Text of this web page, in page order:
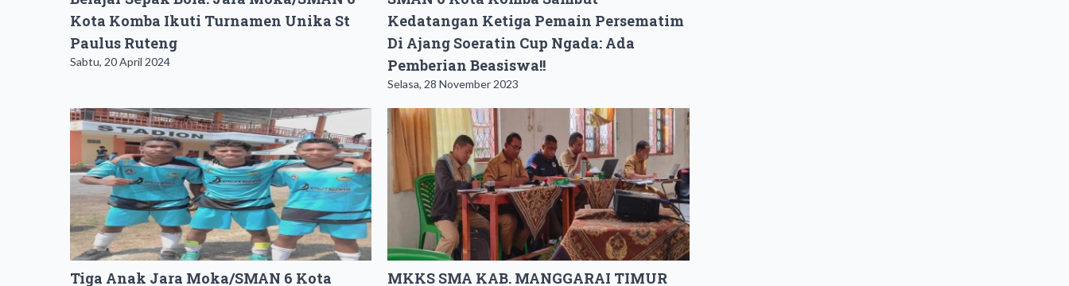
Kota Komba Ikuti Turnamen Unika St
Paulus Ruteng
Sabtu, 20 April 2024
Kedatangan Ketiga Pemain Persematim
Di Ajang Soeratin Cup Ngada: Ada
Pemberian Beasiswa!!
Selasa, 28 November 2023
Tiga Anak Jara Moka/SMAN 6 Kota
MKKS SMA KAB. MANGGARAI TIMUR